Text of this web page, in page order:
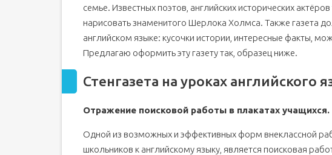
семье. Известных поэтов, английских исторических
нарисовать знаменитого Шерлока Холмса. Также газета
английском языке: кусочки истории, интересные факты,
Предлагаю оформить эту газету так, образец ниже.
Стенгазета на уроках английского
Отражение поисковой работы в плакатах учащихся.
Одной из возможных и эффективных форм внеклассной
школьников к английскому языку, является поисковая